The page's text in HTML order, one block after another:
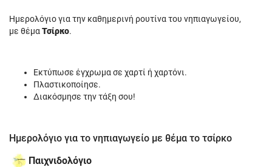
Ημερολόγιο για την καθημερινή ρουτίνα του νηπιαγωγείου,
με θέμαΤσίρκο.
Εκτύπωσε έγχρωμα σε χαρτί ή χαρτόνι.
Πλαστικοποίησε.
Διακόσμησε την τάξη σου!
Ημερολόγιο για το νηπιαγωγείο με θέμα το τσίρκο
Παιχνιδολόγιο